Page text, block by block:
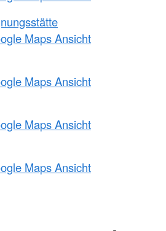
Maps Ansicht
Maps Ansicht
Maps Ansicht
Maps Ansicht